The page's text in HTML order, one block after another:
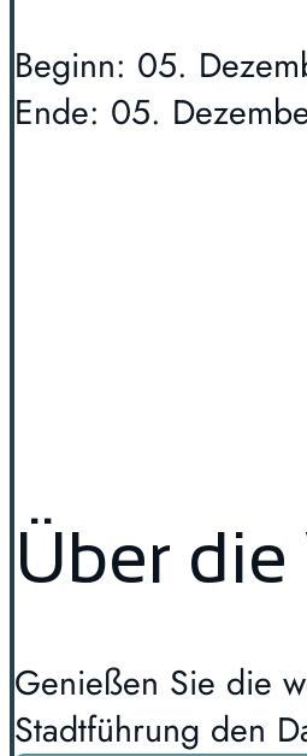
Beginn: 05.
Ende: 05.
Über
Genießen Sie die
Stadtführung den